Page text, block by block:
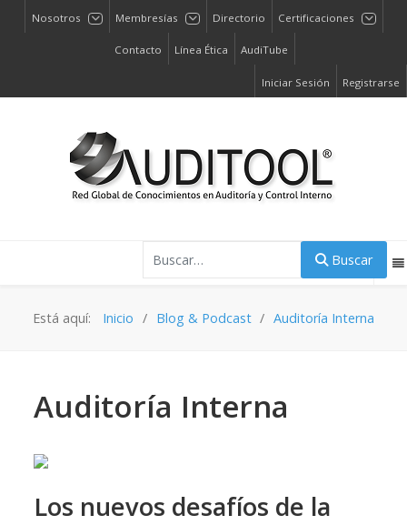
Nosotros Membresías Directorio Certificaciones
Contacto Línea Ética AudiTube
Iniciar Sesión Registrarse
Buscar
Está aquí: Inicio Blog & Podcast Auditoría Interna
Auditoría Interna
Los nuevos desafíos de la